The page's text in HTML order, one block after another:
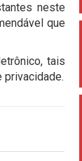
neste
que
tais